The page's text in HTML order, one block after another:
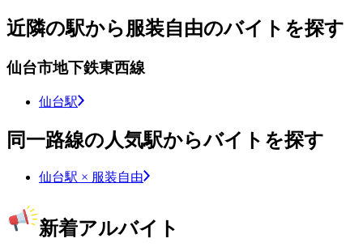
近隣の駅から服装自由のバイトを探す
仙台市地下鉄東西線
仙台駅
同一路線の人気駅からバイトを探す
仙台駅 × 服装自由
新着アルバイト